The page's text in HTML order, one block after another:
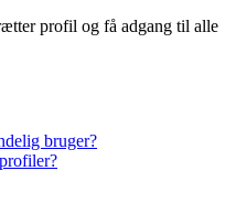
profil og få adgang til alle
bruger?